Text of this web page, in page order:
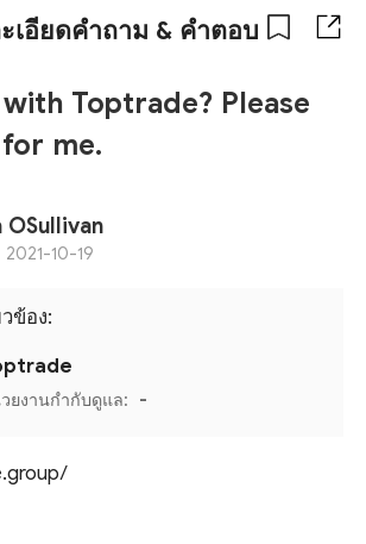
เอียดคำถาม & คำตอบ
Toptrade? Please
me.
OSullivan
2021-10-19
ข้อง:
ยงานกำกับดูแล: -